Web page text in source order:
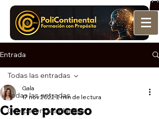
Entrada
Todas las entradas
Competencias Blandas
Todas las entradas
Cierre proceso
Gala
17 nov 2022 2 min de lectura